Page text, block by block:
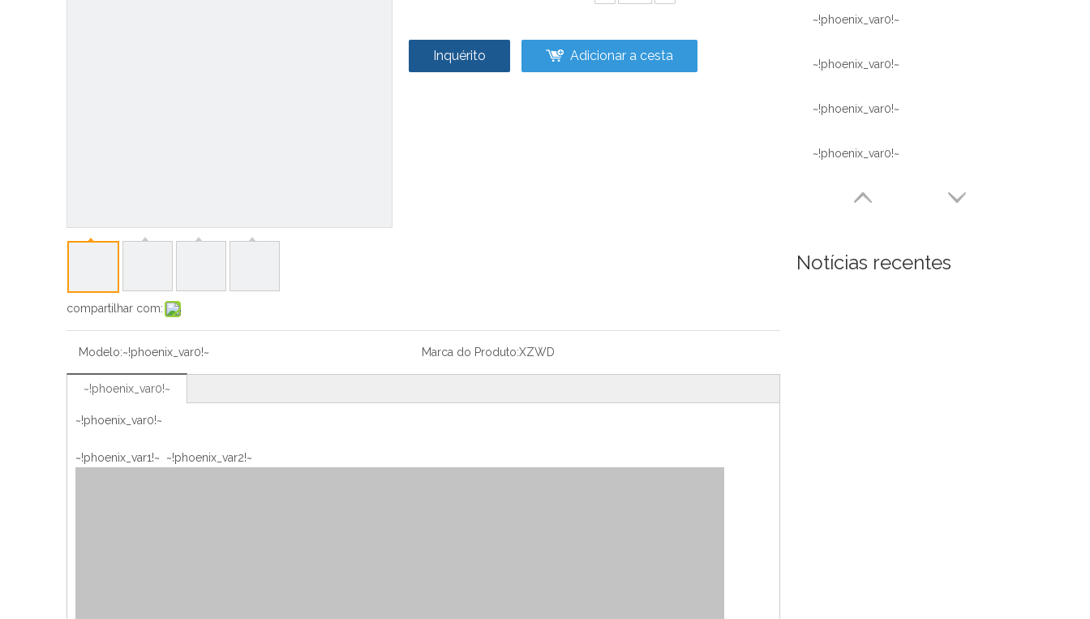
compartilhar com:
Inquérito Adicionar a cesta
Modelo:~!phoenix_var0!~ Marca do Produto:XZWD
~!phoenix_var0!~
~!phoenix_var0!~
~!phoenix_var1!~ ~!phoenix_var2!~
~!phoenix_var0!~
~!phoenix_var0!~
~!phoenix_var0!~
~!phoenix_var0!~
Notícias recentes